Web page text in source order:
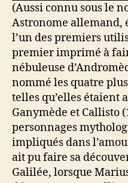
(Aussi connu sous le
Astronome allemand,
l’un des premiers
premier imprimé à
nébuleuse
nommé les quatre
telles qu’elles étaient
Ganymède et Callisto
personnages
impliqués dans
ait pu faire sa
Galilée, lorsque